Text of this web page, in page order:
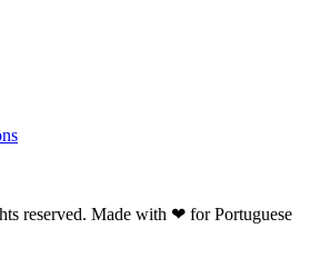
reserved. Made with ❤ for Portuguese